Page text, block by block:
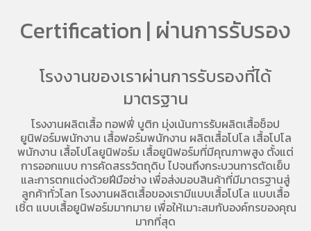
Certification | ผ่านการรับรอง
โรงงานของเราผ่านการรับรองที่ได้
มาตรฐาน
โรงงานผลิตเสื้อ ทอฟฟี่ บูติก มุ่งเน้นการรับผลิตเสื้อช็อป
ยูนิฟอร์มพนักงาน เสื้อฟอร์มพนักงาน ผลิตเสื้อโปโล เสื้อโปโล
พนักงาน เสื้อโปโลยูนิฟอร์ม เสื้อยูนิฟอร์มที่มีคุณภาพสูง ตั้งแต่
การออกแบบ การคัดสรรวัตถุดิบ ไปจนถึงกระบวนการตัดเย็บ
และการตกแต่งด้วยฝีมือช่าง เพื่อส่งมอบสินค้าที่มีมาตรฐานสู่
ลูกค้าทั่วโลก โรงงานผลิตเสื้อของเรามีแบบเสื้อโปโล แบบเสื้อ
เชิ้ต แบบเสื้อยูนิฟอร์มมากมาย เพื่อให้เมาะสมกับองค์กรของคุณ
มากที่สุด